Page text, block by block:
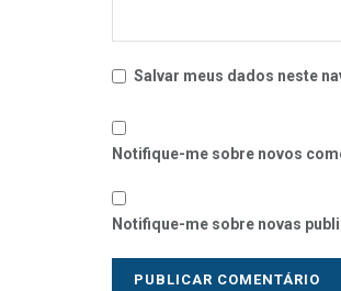
Salvar meus dados neste
Notifique-me sobre novos
Notifique-me sobre novas